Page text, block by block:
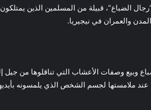
و”رجال الضباع”، قبيلة من المسلمين الذين
والعمران في نيجيريا.
وبيع وصفات الأعشاب التي تناقلوها من
عند ملامستها لجسم الشخص الذي يلمسونه